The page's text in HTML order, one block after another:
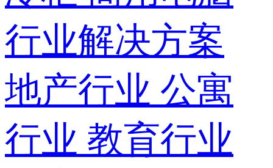
行业解决方案
地产行业 公寓
行业 教育行业